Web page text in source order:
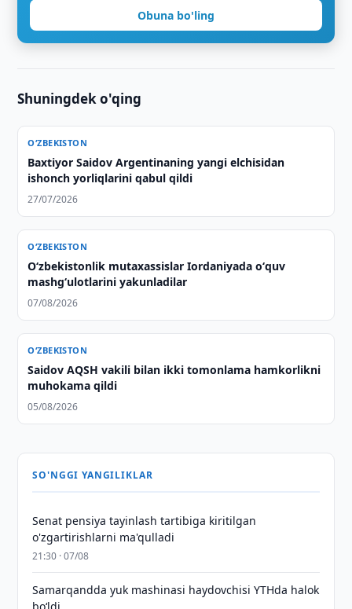
Obuna bo'ling
Shuningdek o'qing
O‘ZBEKISTON
Baxtiyor Saidov Argentinaning yangi elchisidan
ishonch yorliqlarini qabul qildi
27/07/2026
O‘ZBEKISTON
Oʻzbekistonlik mutaxassislar Iordaniyada oʻquv
mashgʻulotlarini yakunladilar
07/08/2026
O‘ZBEKISTON
Saidov AQSH vakili bilan ikki tomonlama hamkorlikni
muhokama qildi
05/08/2026
SO'NGGI YANGILIKLAR
Senat pensiya tayinlash tartibiga kiritilgan
o'zgartirishlarni ma'qulladi
21:30 · 07/08
Samarqandda yuk mashinasi haydovchisi YTHda halok